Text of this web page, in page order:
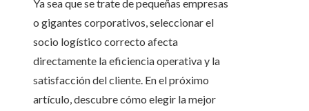
Ya sea que se trate de pequeñas empresas
o gigantes corporativos, seleccionar el
socio logístico correcto afecta
directamente la eficiencia operativa y la
satisfacción del cliente. En el próximo
artículo, descubre cómo elegir la mejor